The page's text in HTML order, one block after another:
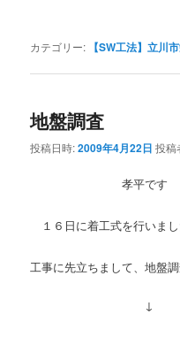
カテゴリー: 【SW工法】立川
地盤調査
投稿日時:2009年4月22日 投
孝平です
１６日に着工式を行いま
工事に先立ちまして、地盤
↓